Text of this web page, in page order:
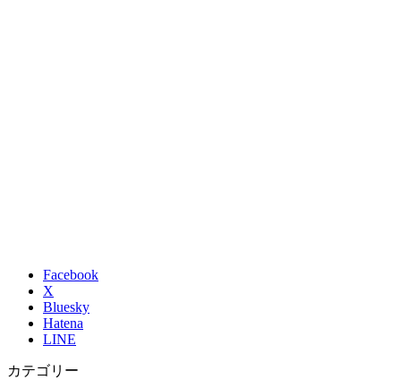
Facebook
X
Bluesky
Hatena
LINE
カテゴリー